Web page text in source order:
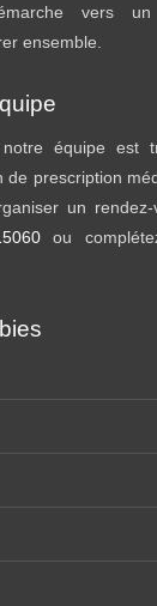
vers un
ensemble.
notre équipe est
de prescription
un
ou